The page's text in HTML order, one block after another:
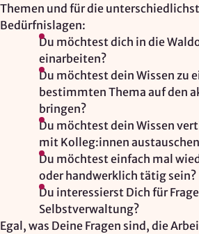
Themen und für die
Bedürfnislagen:
Du möchtest dich in die
einarbeiten?
Du möchtest dein Wissen zu
bestimmten Thema auf den
bringen?
Du möchtest dein Wissen
mit Kolleg:innen
Du möchtest einfach mal
oder handwerklich tätig sein?
Du interessierst Dich für
Selbstverwaltung?
Egal, was Deine Fragen sind, die
Rechtsgrundlage: Art. 6 Abs. 1 lit.
Drittlandübermittlung: möglich
OPTIONAL
Optionale Cookies
Videos von Vimeo oder
Cookies für die Messung von
Nutzenden von Matomo)
Einwilligunggeladen.
Mapbox